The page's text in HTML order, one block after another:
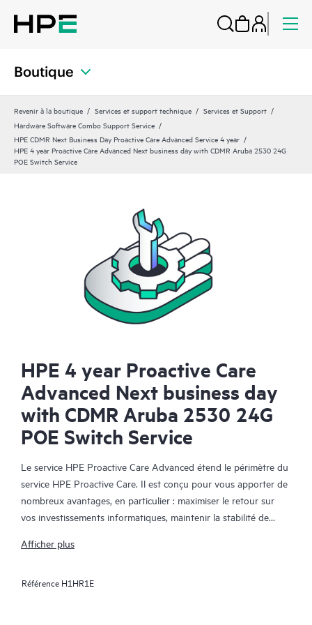
Boutique
Revenir à la boutique Services et support technique
Services et Support
Hardware Software Combo Support Service
HPE CDMR Next Business Day Proactive Care Advanced Service 4 year
HPE 4 year Proactive Care Advanced Next business day with CDMR Aruba 2530 24G
POE Switch Service
HPE 4 year Proactive Care
Advanced Next business day
with CDMR Aruba 2530 24G
POE Switch Service
Le service HPE Proactive Care Advanced étend le périmètre du
service HPE Proactive Care. Il est conçu pour vous apporter de
nombreux avantages, en particulier : maximiser le retour sur
vos investissements informatiques, maintenir la stabilité de
projets informatiques et commerciaux, réduire les coûts
informatique pour lui permettre de se consacrer aux tâches
Afficher plus
Référence H1HR1E